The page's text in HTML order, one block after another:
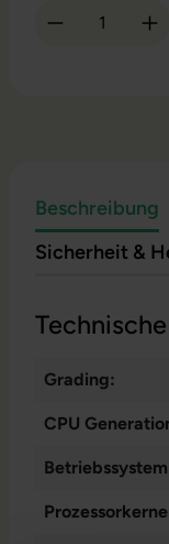
Produkt
Beschreibung
Sicherheit &
Grading:
CPU